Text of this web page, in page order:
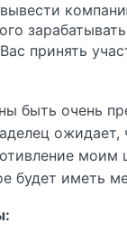
принять
быть очень
ожидает,
моим
будет иметь